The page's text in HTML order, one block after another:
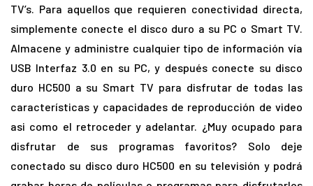
TV’s. Para aquellos que requieren conectividad directa,
simplemente conecte el disco duro a su PC o Smart TV.
Almacene y administre cualquier tipo de información vía
USB Interfaz 3.0 en su PC, y después conecte su disco
duro HC500 a su Smart TV para disfrutar de todas las
características y capacidades de reproducción de video
asi como el retroceder y adelantar. ¿Muy ocupado para
disfrutar de sus programas favoritos? Solo deje
conectado su disco duro HC500 en su televisión y podrá